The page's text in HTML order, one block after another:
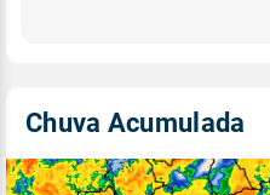
Chuva Acumulada